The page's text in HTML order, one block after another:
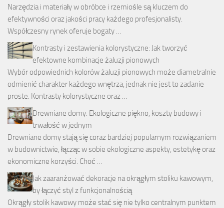
Narzędzia i materiały w obróbce i rzemiośle są kluczem do
efektywności oraz jakości pracy każdego profesjonalisty.
Współczesny rynek oferuje bogaty …
Kontrasty i zestawienia kolorystyczne: Jak tworzyć
efektowne kombinacje żaluzji pionowych
Wybór odpowiednich kolorów żaluzji pionowych może diametralnie
odmienić charakter każdego wnętrza, jednak nie jest to zadanie
proste. Kontrasty kolorystyczne oraz …
Drewniane domy: Ekologiczne piękno, koszty budowy i
trwałość w jednym
Drewniane domy stają się coraz bardziej popularnym rozwiązaniem
w budownictwie, łącząc w sobie ekologiczne aspekty, estetykę oraz
ekonomiczne korzyści. Choć …
Jak zaaranżować dekoracje na okrągłym stoliku kawowym,
by łączyć styl z funkcjonalnością
Okrągły stolik kawowy może stać się nie tylko centralnym punktem